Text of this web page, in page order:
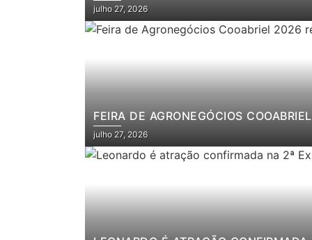
julho 27, 2026
FEIRA DE AGRONEGÓCIOS
julho 27, 2026